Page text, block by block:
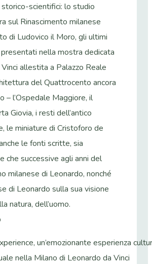
scientifici: lo studio
sul Rinascimento milanese
di Ludovico il Moro, gli ultimi
nella mostra dedicata
allestita a Palazzo Reale
del Quattrocento ancora
– l’Ospedale Maggiore, il
Giovia, i resti dell’antico
le miniature di Cristoforo de
le fonti scritte, sia
che successive agli anni del
milanese di Leonardo, nonché
di Leonardo sulla sua visione
natura, dell’uomo.
un’emozionante esperienza
nella Milano di Leonardo da Vinci